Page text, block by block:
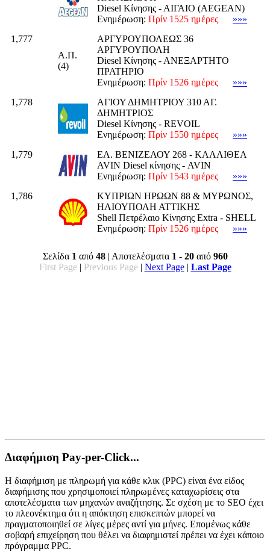
Diesel Κίνησης - ΑΙΓΑΙΟ (AEGEAN)
Ενημέρωση: Πρίν 1525 ημέρες
»»»
1,777
Α.Π.
(4)
ΑΡΓΥΡΟΥΠΟΛΕΩΣ 36
ΑΡΓΥΡΟΥΠΟΛΗ
Diesel Κίνησης - ΑΝΕΞΑΡΤΗΤΟ
ΠΡΑΤΗΡΙΟ
Ενημέρωση: Πρίν 1526 ημέρες
»»»
1,778
ΑΓΙΟΥ ΔΗΜΗΤΡΙΟΥ 310 ΑΓ.
ΔΗΜΗΤΡΙΟΣ
Diesel Κίνησης - REVOIL
Ενημέρωση: Πρίν 1550 ημέρες
»»»
1,779
ΕΛ. ΒΕΝΙΖΕΛΟΥ 268 - ΚΑΛΛΙΘΕΑ
AVIN Diesel κίνησης - AVIN
Ενημέρωση: Πρίν 1543 ημέρες
»»»
1,786
ΚΥΠΡΙΩΝ ΗΡΩΩΝ 88 & ΜΥΡΩΝΟΣ,
ΗΛΙΟΥΠΟΛΗ ΑΤΤΙΚΗΣ
Shell Πετρέλαιο Κίνησης Extra - SHELL
Ενημέρωση: Πρίν 1526 ημέρες »»»
Σελίδα 1 από 48| Αποτελέσματα 1 - 20 από 960
First Page| Previous Page| Next Page| Last Page
Διαφήμιση Pay-per-Click...
Η διαφήμιση με πληρωμή για κάθε κλικ (PPC) είναι ένα είδος
διαφήμισης που χρησιμοποιεί πληρωμένες καταχωρίσεις στα
αποτελέσματα των μηχανών αναζήτησης. Σε σχέση με το SEO έχει
το πλεονέκτημα ότι η απόκτηση επισκεπτών μπορεί να
πραγματοποιηθεί σε λίγες μέρες αντί για μήνες. Επομένως κάθε
σοβαρή επιχείρηση που θέλει να διαφημιστεί πρέπει να έχει κάποιο
πρόγραμμα PPC.